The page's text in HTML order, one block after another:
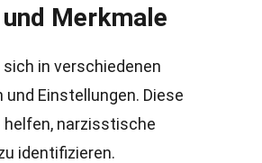
Merkmale
in verschiedenen
Einstellungen. Diese
helfen, narzisstische
identifizieren.